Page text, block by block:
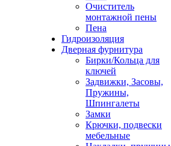
Очиститель
монтажной пены
Пена
Гидроизоляция
Дверная фурнитура
Бирки/Кольца для
ключей
Задвижки, Засовы,
Пружины,
Шпингалеты
Замки
Крючки, подвески
мебельные